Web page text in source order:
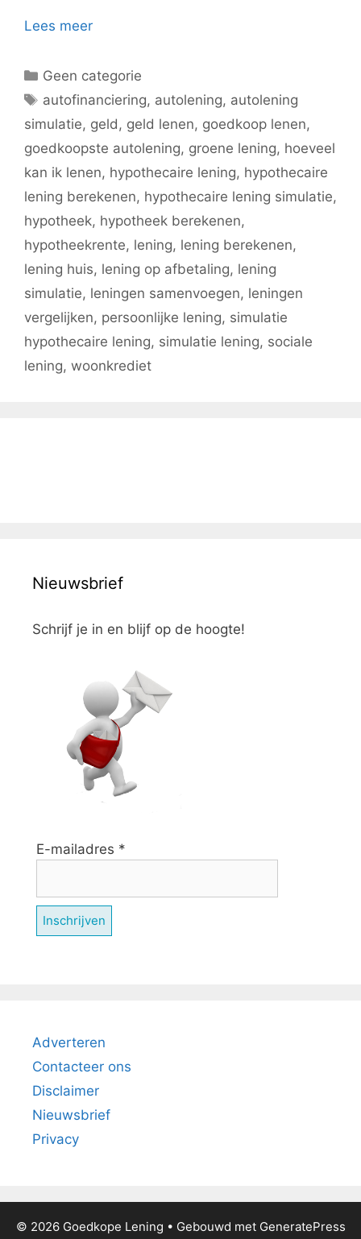
Lees meer
Categorieën
Geen categorie
Tags
autofinanciering, autolening, autolening
simulatie, geld, geld lenen, goedkoop lenen,
goedkoopste autolening, groene lening, hoeveel
kan ik lenen, hypothecaire lening, hypothecaire
lening berekenen, hypothecaire lening simulatie,
hypotheek, hypotheek berekenen,
hypotheekrente, lening, lening berekenen,
lening huis, lening op afbetaling, lening
simulatie, leningen samenvoegen, leningen
vergelijken, persoonlijke lening, simulatie
hypothecaire lening, simulatie lening, sociale
lening, woonkrediet
Nieuwsbrief
Schrijf je in en blijf op de hoogte!
E-mailadres *
Adverteren
Contacteer ons
Disclaimer
Nieuwsbrief
Privacy
© 2026 Goedkope Lening • Gebouwd met GeneratePress